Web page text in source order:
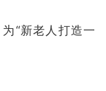
“新老人打造一